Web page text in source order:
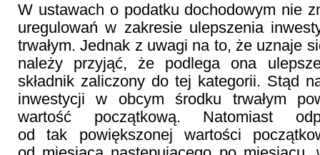
W ustawach o podatku dochodowym nie
uregulowań w zakresie ulepszenia
trwałym. Jednak z uwagi na to, że uznaje
należy przyjąć, że podlega ona
składnik zaliczony do tej kategorii. Stąd
inwestycji w obcym środku trwałym
wartość początkową. Natomiast
od tak powiększonej wartości